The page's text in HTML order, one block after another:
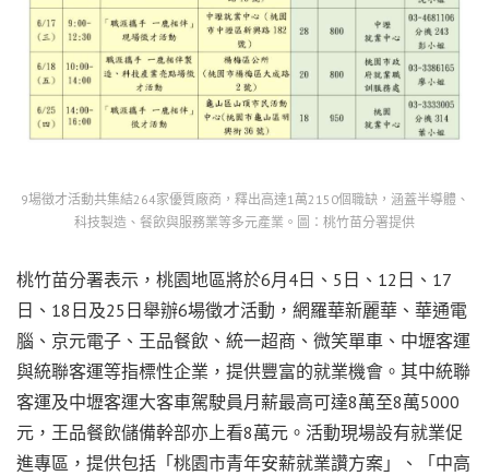
9場徵才活動共集結264家優質廠商，釋出高達1萬2150個職缺，涵蓋半導體、
科技製造、餐飲與服務業等多元產業。圖：桃竹苗分署提供
桃竹苗分署表示，桃園地區將於6月4日、5日、12日、17
日、18日及25日舉辦6場徵才活動，網羅華新麗華、華通電
腦、京元電子、王品餐飲、統一超商、微笑單車、中壢客運
與統聯客運等指標性企業，提供豐富的就業機會。其中統聯
客運及中壢客運大客車駕駛員月薪最高可達8萬至8萬5000
元，王品餐飲儲備幹部亦上看8萬元。活動現場設有就業促
進專區，提供包括「桃園市青年安薪就業讚方案」、「中高